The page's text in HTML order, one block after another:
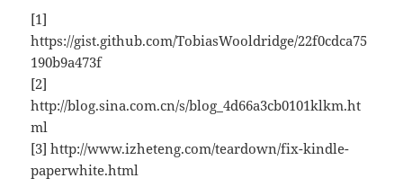
[1]
https://gist.github.com/TobiasWooldridge/22f0cdca75
190b9a473f
[2]
http://blog.sina.com.cn/s/blog_4d66a3cb0101klkm.ht
ml
[3] http://www.izheteng.com/teardown/fix-kindle-
paperwhite.html